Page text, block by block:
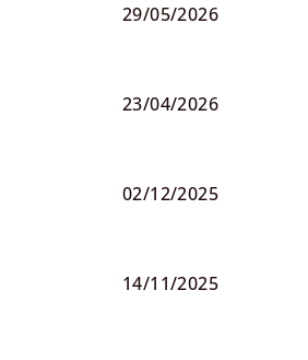
29/05/2026
23/04/2026
02/12/2025
14/11/2025